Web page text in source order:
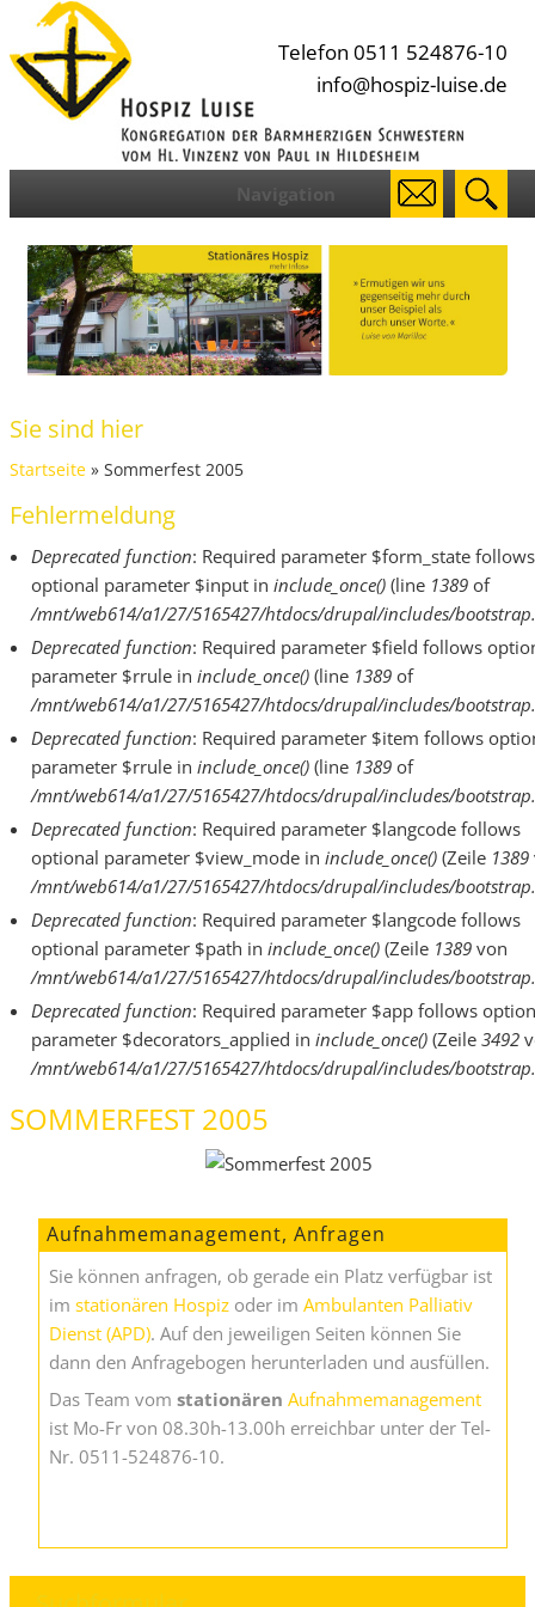
Navigation
Telefon 0511 524876-10
info@hospiz-luise.de
Sie sind hier
Startseite» Sommerfest 2005
Fehlermeldung
Deprecated function: Required parameter $form_state follows
optional parameter $input in include_once()(line 1389of
/mnt/web614/a1/27/5165427/htdocs/drupal/includes/
Deprecated function: Required parameter $field follows
parameter $rrule in include_once()(line 1389of
/mnt/web614/a1/27/5165427/htdocs/drupal/includes/
Deprecated function: Required parameter $item follows
parameter $rrule in include_once()(line 1389of
/mnt/web614/a1/27/5165427/htdocs/drupal/includes/
Deprecated function: Required parameter $langcode follows
optional parameter $view_mode in include_once()(Zeile 1389
/mnt/web614/a1/27/5165427/htdocs/drupal/includes/
Deprecated function: Required parameter $langcode follows
optional parameter $path in include_once()(Zeile 1389von
/mnt/web614/a1/27/5165427/htdocs/drupal/includes/
Deprecated function: Required parameter $app follows
parameter $decorators_applied in include_once()(Zeile 3492
/mnt/web614/a1/27/5165427/htdocs/drupal/includes/
SOMMERFEST 2005
Aufnahmemanagement, Anfragen
Sie können anfragen, ob gerade ein Platz verfügbar ist
im stationären Hospizoder im Ambulanten Palliativ
Dienst (APD). Auf den jeweiligen Seiten können Sie
dann den Anfragebogen herunterladen und ausfüllen.
Das Team vom stationären Aufnahmemanagement
ist Mo-Fr von 08.30h-13.00h erreichbar unter der Tel-
Nr. 0511-524876-10.